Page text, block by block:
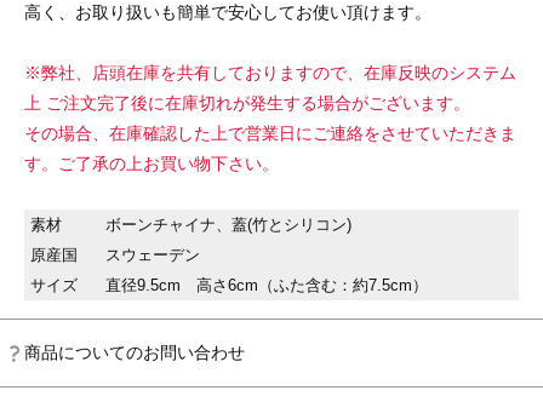
高く、お取り扱いも簡単で安心してお使い頂けます。
※弊社、店頭在庫を共有しておりますので、在庫反映のシステム
上 ご注文完了後に在庫切れが発生する場合がございます。
その場合、在庫確認した上で営業日にご連絡をさせていただきま
す。ご了承の上お買い物下さい。
素材
ボーンチャイナ、蓋(竹とシリコン)
原産国
スウェーデン
サイズ
直径9.5cm 高さ6cm（ふた含む：約7.5cm）
商品についてのお問い合わせ